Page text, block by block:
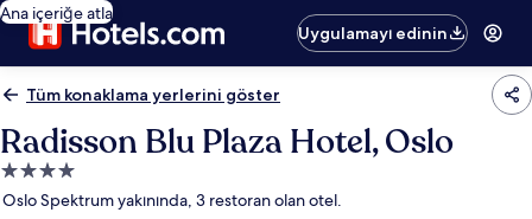
Ana içeriğe atla
Uygulamayı edinin
Tüm konaklama yerlerini göster
Radisson Blu Plaza Hotel, Oslo
4.0
yıldızlı
Oslo Spektrum yakınında, 3 restoran olan otel.